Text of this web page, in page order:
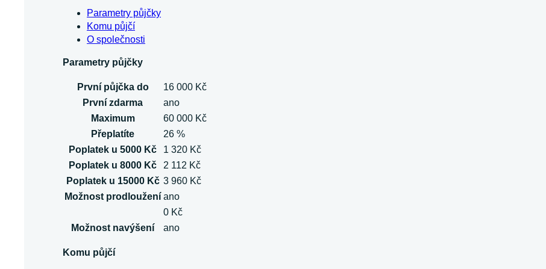
Parametry půjčky
Komu půjčí
O společnosti
Parametry půjčky
První půjčka do
16 000 Kč
První zdarma
ano
Maximum
60 000 Kč
Přeplatíte
26 %
Poplatek u 5000 Kč
1 320 Kč
Poplatek u 8000 Kč
2 112 Kč
Poplatek u 15000 Kč 3 960 Kč
Možnost prodloužení ano
0 Kč
Možnost navýšení
ano
Komu půjčí